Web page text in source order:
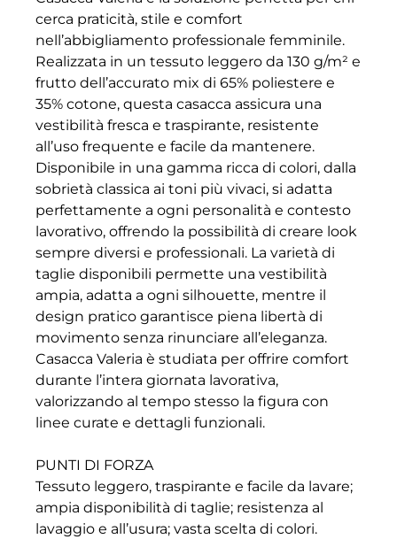
cerca praticità, stile e comfort
nell’abbigliamento professionale femminile.
Realizzata in un tessuto leggero da 130 g/m² e
frutto dell’accurato mix di 65% poliestere e
35% cotone, questa casacca assicura una
vestibilità fresca e traspirante, resistente
all’uso frequente e facile da mantenere.
Disponibile in una gamma ricca di colori, dalla
sobrietà classica ai toni più vivaci, si adatta
perfettamente a ogni personalità e contesto
lavorativo, offrendo la possibilità di creare look
sempre diversi e professionali. La varietà di
taglie disponibili permette una vestibilità
ampia, adatta a ogni silhouette, mentre il
design pratico garantisce piena libertà di
movimento senza rinunciare all’eleganza.
Casacca Valeria è studiata per offrire comfort
durante l’intera giornata lavorativa,
valorizzando al tempo stesso la figura con
linee curate e dettagli funzionali.
PUNTI DI FORZA
Tessuto leggero, traspirante e facile da lavare;
ampia disponibilità di taglie; resistenza al
lavaggio e all’usura; vasta scelta di colori.